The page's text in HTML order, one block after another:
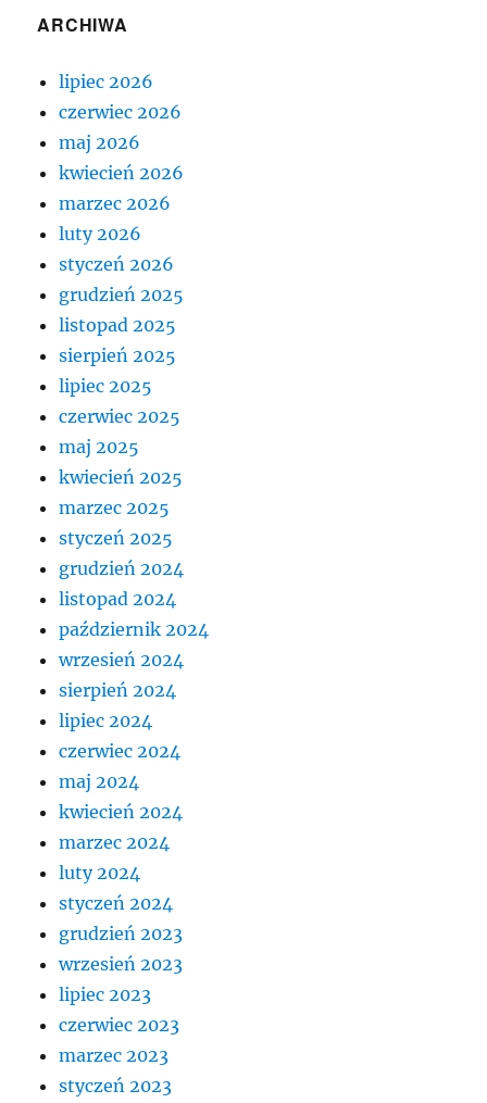
ARCHIWA
lipiec 2026
czerwiec 2026
maj 2026
kwiecień 2026
marzec 2026
luty 2026
styczeń 2026
grudzień 2025
listopad 2025
sierpień 2025
lipiec 2025
czerwiec 2025
maj 2025
kwiecień 2025
marzec 2025
styczeń 2025
grudzień 2024
listopad 2024
październik 2024
wrzesień 2024
sierpień 2024
lipiec 2024
czerwiec 2024
maj 2024
kwiecień 2024
marzec 2024
luty 2024
styczeń 2024
grudzień 2023
wrzesień 2023
lipiec 2023
czerwiec 2023
marzec 2023
styczeń 2023